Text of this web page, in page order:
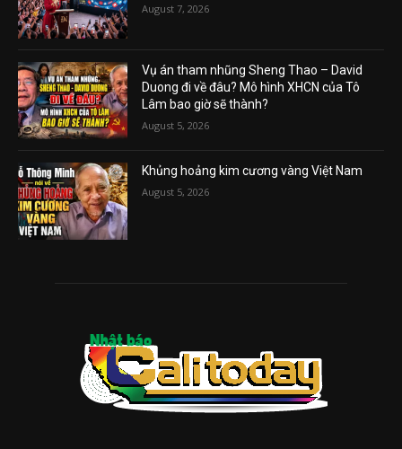
August 7, 2026
Vụ án tham nhũng Sheng Thao – David
Duong đi về đâu? Mô hình XHCN của Tô
Lâm bao giờ sẽ thành?
August 5, 2026
Khủng hoảng kim cương vàng Việt Nam
August 5, 2026